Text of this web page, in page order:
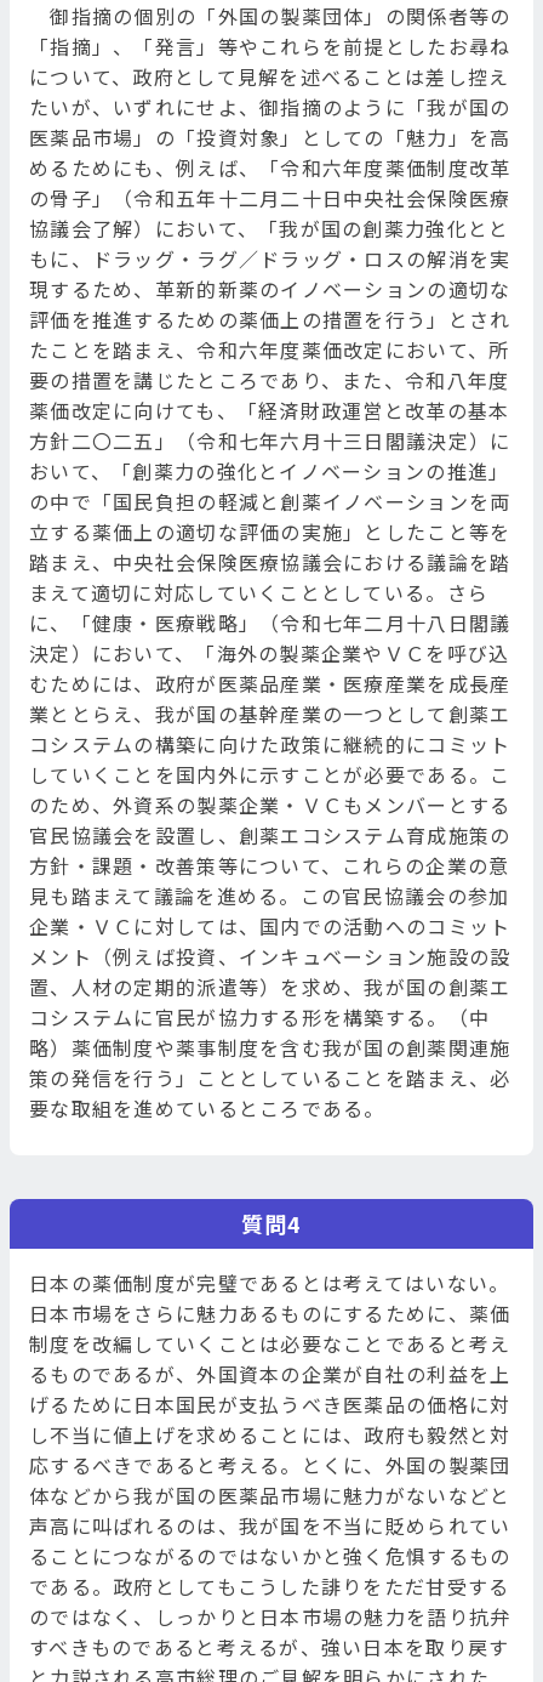
御指摘の個別の「外国の製薬団体」の関係者等の
「指摘」、「発言」等やこれらを前提としたお尋ね
について、政府として見解を述べることは差し控え
たいが、いずれにせよ、御指摘のように「我が国の
医薬品市場」の「投資対象」としての「魅力」を高
めるためにも、例えば、「令和六年度薬価制度改革
の骨子」（令和五年十二月二十日中央社会保険医療
協議会了解）において、「我が国の創薬力強化とと
もに、ドラッグ・ラグ／ドラッグ・ロスの解消を実
現するため、革新的新薬のイノベーションの適切な
評価を推進するための薬価上の措置を行う」とされ
たことを踏まえ、令和六年度薬価改定において、所
要の措置を講じたところであり、また、令和八年度
薬価改定に向けても、「経済財政運営と改革の基本
方針二〇二五」（令和七年六月十三日閣議決定）に
おいて、「創薬力の強化とイノベーションの推進」
の中で「国民負担の軽減と創薬イノベーションを両
立する薬価上の適切な評価の実施」としたこと等を
踏まえ、中央社会保険医療協議会における議論を踏
まえて適切に対応していくこととしている。さら
に、「健康・医療戦略」（令和七年二月十八日閣議
決定）において、「海外の製薬企業やＶＣを呼び込
むためには、政府が医薬品産業・医療産業を成長産
業ととらえ、我が国の基幹産業の一つとして創薬エ
コシステムの構築に向けた政策に継続的にコミット
していくことを国内外に示すことが必要である。こ
のため、外資系の製薬企業・ＶＣもメンバーとする
官民協議会を設置し、創薬エコシステム育成施策の
方針・課題・改善策等について、これらの企業の意
見も踏まえて議論を進める。この官民協議会の参加
企業・ＶＣに対しては、国内での活動へのコミット
メント（例えば投資、インキュベーション施設の設
置、人材の定期的派遣等）を求め、我が国の創薬エ
コシステムに官民が協力する形を構築する。（中
略）薬価制度や薬事制度を含む我が国の創薬関連施
策の発信を行う」こととしていることを踏まえ、必
要な取組を進めているところである。
質問4
日本の薬価制度が完璧であるとは考えてはいない。
日本市場をさらに魅力あるものにするために、薬価
制度を改編していくことは必要なことであると考え
るものであるが、外国資本の企業が自社の利益を上
げるために日本国民が支払うべき医薬品の価格に対
し不当に値上げを求めることには、政府も毅然と対
応するべきであると考える。とくに、外国の製薬団
体などから我が国の医薬品市場に魅力がないなどと
声高に叫ばれるのは、我が国を不当に貶められてい
ることにつながるのではないかと強く危惧するもの
である。政府としてもこうした誹りをただ甘受する
のではなく、しっかりと日本市場の魅力を語り抗弁
すべきものであると考えるが、強い日本を取り戻す